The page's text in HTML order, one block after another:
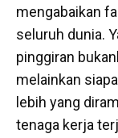
mengabaikan
seluruh dunia.
pinggiran
melainkan
lebih yang
tenaga kerja